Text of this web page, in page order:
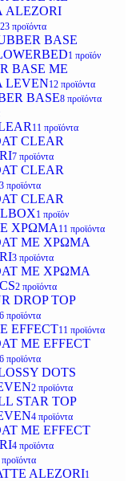
23 προϊόντα
BASE
1 προϊόν
BASE ΜΕ
12 προϊόντα
BASE8 προϊόντα
11 προϊόντα
CLEAR
7 προϊόντα
CLEAR
3 προϊόντα
CLEAR
1 προϊόν
ΧΡΩΜΑ 11 προϊόντα
ΜΕ ΧΡΩΜΑ
3 προϊόντα
ΜΕ ΧΡΩΜΑ
2 προϊόντα
DROP TOP
6 προϊόντα
EFFECT11 προϊόντα
ME EFFECT
6 προϊόντα
DOTS
2 προϊόντα
STAR TOP
4 προϊόντα
ME EFFECT
4 προϊόντα
ALEZORI1